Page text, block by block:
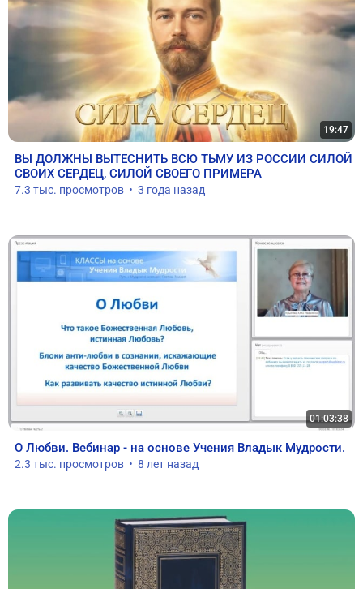
19:47
ВЫ ДОЛЖНЫ ВЫТЕСНИТЬ ВСЮ ТЬМУ ИЗ РОССИИ СИЛОЙ
СВОИХ СЕРДЕЦ, СИЛОЙ СВОЕГО ПРИМЕРА
7.3 тыс. просмотров  •  3 года назад
01:03:38
О Любви. Вебинар - на основе Учения Владык Мудрости.
2.3 тыс. просмотров  •  8 лет назад